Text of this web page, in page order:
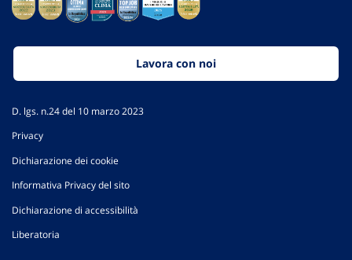
Lavora con noi
D. lgs. n.24 del 10 marzo 2023
Privacy
Dichiarazione dei cookie
Informativa Privacy del sito
Dichiarazione di accessibilità
Liberatoria